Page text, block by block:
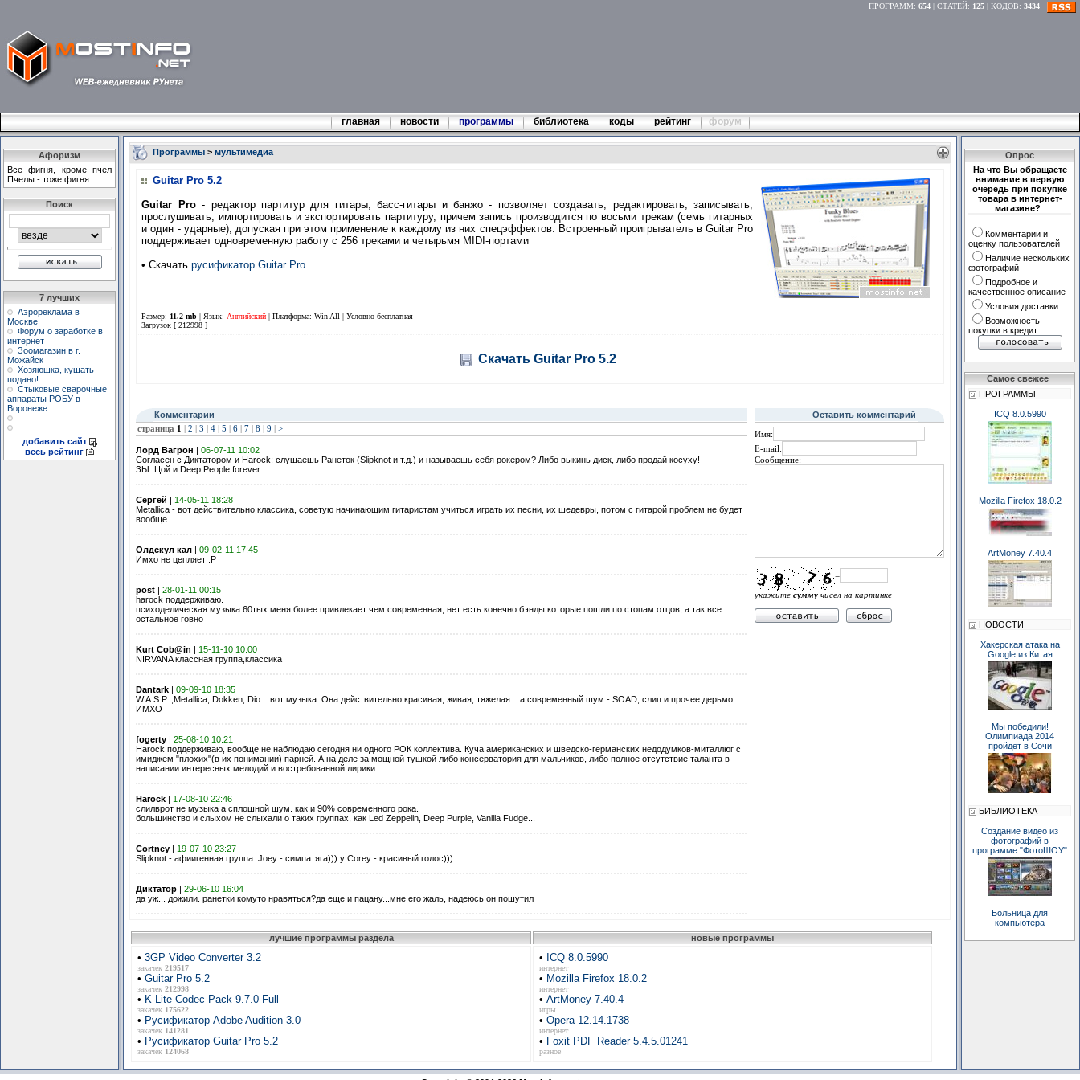
ПРОГРАММ: 654 | СТАТЕЙ: 125 | КОДОВ: 3434
главная новости программы библиотека коды рейтинг форум
Афоризм
Все фигня, кроме пчел
Пчелы - тоже фигня
Поиск
7 лучших
Аэрореклама в
Москве
Форум о заработке в
интернет
Зоомагазин в г.
Можайск
Хозяюшка, кушать
подано!
Стыковые сварочные
аппараты РОБУ в
Воронеже
добавить сайт
весь рейтинг
Программы> мультимедиа
Guitar Pro 5.2
Guitar Pro- редактор партитур для гитары, басс-гитары и банжо - позволяет создавать, редактировать, записывать,
прослушивать, импортировать и экспортировать партитуру, причем запись производится по восьми трекам (семь гитарных
и один - ударные), допуская при этом применение к каждому из них спецэффектов. Встроенный проигрыватель в Guitar Pro
поддерживает одновременную работу с 256 треками и четырьмя MIDI-портами
• Скачатьрусификатор Guitar Pro
Размер: 11.2 mb | Язык: Английский | Платформа: Win All |Условно-бесплатная
Загрузок [ 212998 ]
Скачать Guitar Pro 5.2
Комментарии Оставить комментарий
страница 1 2 3 4 5 6 7 8 9 >
Лорд Вагрон | 06-07-11 10:02
Согласен с Диктатором и Harock: слушаешь Ранеток (Slipknot и т.д.) и называешь себя рокером? Либо выкинь диск, либо продай косуху!
ЗЫ: Цой и Deep People forever
Сергей | 14-05-11 18:28
Metallica - вот действительно классика, советую начинающим гитаристам учиться играть их песни, их шедевры, потом с гитарой проблем не будет
вообще.
Олдскул кал| 09-02-11 17:45
Имхо не цепляет :P
post| 28-01-11 00:15
harock поддерживаю.
психоделическая музыка 60тых меня более привлекает чем современная, нет есть конечно бэнды которые пошли по стопам отцов, а так все
остальное говно
Kurt Cob@in | 15-11-10 10:00
NIRVANA классная группа,классика
Dantark| 09-09-10 18:35
W.A.S.P. ,Metallica, Dokken, Dio... вот музыка. Она действительно красивая, живая, тяжелая... а современный шум - SOAD, слип и прочее дерьмо
ИМХО
fogerty| 25-08-10 10:21
Harock поддерживаю, вообще не наблюдаю сегодня ни одного РОК коллектива. Куча американских и шведско-германских недодумков-миталлюг с
имиджем "плохих"(в их понимании) парней. А на деле за мощной тушкой либо консерватория для мальчиков, либо полное отсутствие таланта в
написании интересных мелодий и востребованной лирики.
Harock| 17-08-10 22:46
слилврот не музыка а сплошной шум. как и 90% современного рока.
большинство и слыхом не слыхали о таких группах, как Led Zeppelin, Deep Purple, Vanilla Fudge...
Cortney| 19-07-10 23:27
Slipknot - афиигенная группа. Joey - симпатяга))) у Corey - красивый голос)))
Диктатор| 29-06-10 16:04
да уж... дожили. ранетки комуто нравяться?да еще и пацану...мне его жаль, надеюсь он пошутил
Имя:
E-mail:
Сообщение:
=
укажите суммучисел на картинке
лучшие программы раздела новые программы
• 3GP Video Converter 3.2
закачек 219517
• Guitar Pro 5.2
закачек 212998
• K-Lite Codec Pack 9.7.0 Full
закачек 175622
• Русификатор Adobe Audition 3.0
закачек 141281
• Русификатор Guitar Pro 5.2
закачек 124068
• ICQ 8.0.5990
интернет
• Mozilla Firefox 18.0.2
интернет
• ArtMoney 7.40.4
игры
• Opera 12.14.1738
интернет
• Foxit PDF Reader 5.4.5.01241
разное
Опрос
На что Вы обращаете
внимание в первую
очередь при покупке
товара в интернет-
магазине?
Комментарии и
оценку пользователей
Наличие нескольких
фотографий
Подробное и
качественное описание
Условия доставки
Возможность
покупки в кредит
Самое свежее
ПРОГРАММЫ
ICQ 8.0.5990
Mozilla Firefox 18.0.2
ArtMoney 7.40.4
НОВОСТИ
Хакерская атака на
Google из Китая
Мы победили!
Олимпиада 2014
пройдет в Сочи
БИБЛИОТЕКА
Создание видео из
фотографий в
программе "ФотоШОУ"
Больница для
компьютера